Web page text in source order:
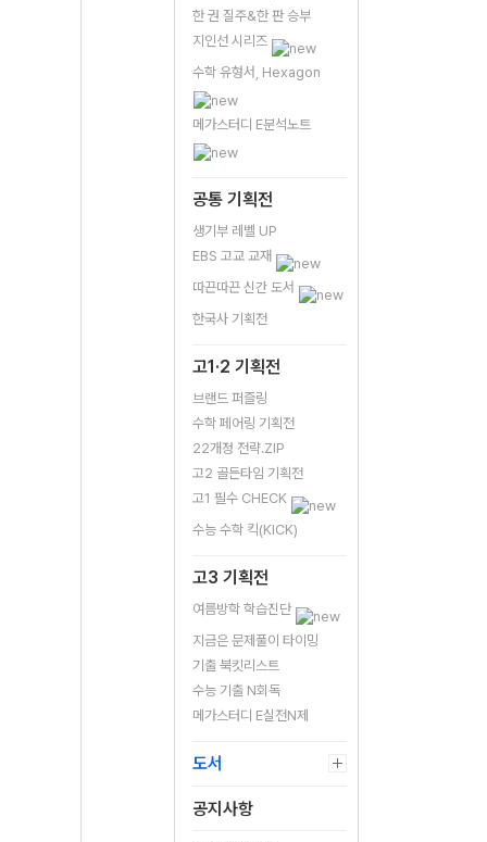
한 권 질주&한 판 승부
지인선 시리즈
수학 유형서, Hexagon
메가스터디 E분석노트
공통 기획전
생기부 레벨 UP
EBS 고교 교재
따끈따끈 신간 도서
한국사 기획전
고1·2 기획전
브랜드 퍼즐링
수학 페어링 기획전
22개정 전략.ZIP
고2 골든타임 기획전
고1 필수 CHECK
수능 수학 킥(KICK)
고3 기획전
여름방학 학습진단
지금은 문제풀이 타이밍
기출 북킷리스트
수능 기출 N회독
메가스터디 E실전N제
도서
공지사항